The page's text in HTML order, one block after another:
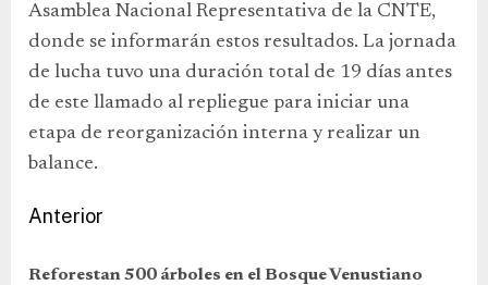
Asamblea Nacional Representativa de la CNTE,
donde se informarán estos resultados. La jornada
de lucha tuvo una duración total de 19 días antes
de este llamado al repliegue para iniciar una
etapa de reorganización interna y realizar un
balance.
Anterior
Reforestan 500 árboles en el Bosque Venustiano